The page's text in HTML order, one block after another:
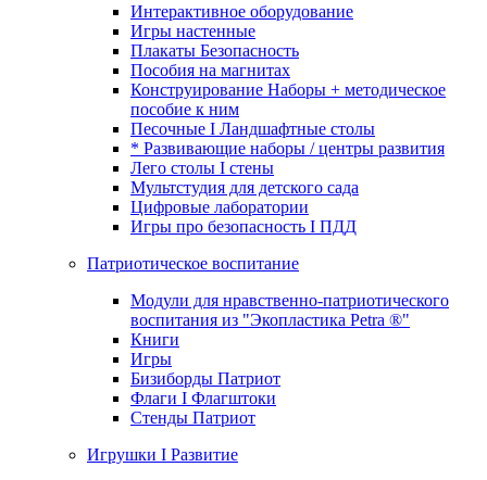
Интерактивное оборудование
Игры настенные
Плакаты Безопасность
Пособия на магнитах
Конструирование Наборы + методическое
пособие к ним
Песочные I Ландшафтные столы
* Развивающие наборы / центры развития
Лего столы I стены
Мультстудия для детского сада
Цифровые лаборатории
Игры про безопасность I ПДД
Патриотическое воспитание
Модули для нравственно-патриотического
воспитания из "Экопластика Petra ®"
Книги
Игры
Бизиборды Патриот
Флаги I Флагштоки
Стенды Патриот
Игрушки I Развитие